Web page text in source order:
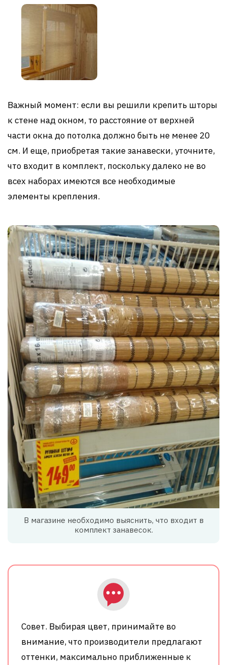
Важный момент: если вы решили крепить шторы
к стене над окном, то расстояние от верхней
части окна до потолка должно быть не менее 20
см. И еще, приобретая такие занавески, уточните,
что входит в комплект, поскольку далеко не во
всех наборах имеются все необходимые
элементы крепления.
В магазине необходимо выяснить, что входит в
комплект занавесок.
Совет. Выбирая цвет, принимайте во
внимание, что производители предлагают
оттенки, максимально приближенные к